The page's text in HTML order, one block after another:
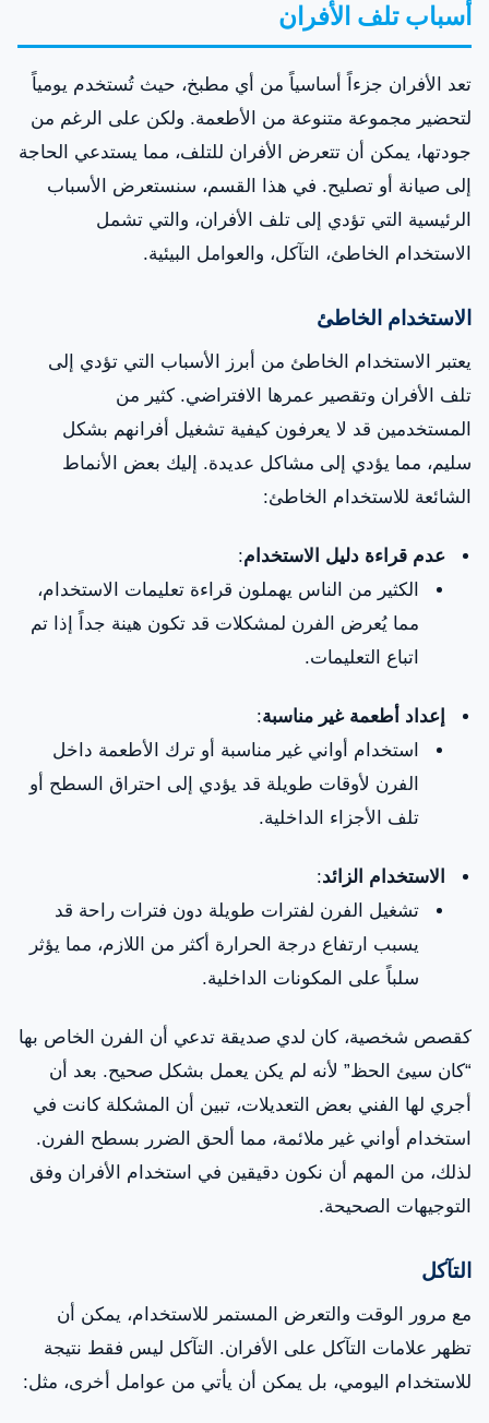
أسباب تلف الأفران
تعد الأفران جزءاً أساسياً من أي مطبخ، حيث تُستخدم يومياً
لتحضير مجموعة متنوعة من الأطعمة. ولكن على الرغم من
جودتها، يمكن أن تتعرض الأفران للتلف، مما يستدعي الحاجة
إلى صيانة أو تصليح. في هذا القسم، سنستعرض الأسباب
الرئيسية التي تؤدي إلى تلف الأفران، والتي تشمل
الاستخدام الخاطئ، التآكل، والعوامل البيئية.
الاستخدام الخاطئ
يعتبر الاستخدام الخاطئ من أبرز الأسباب التي تؤدي إلى
تلف الأفران وتقصير عمرها الافتراضي. كثير من
المستخدمين قد لا يعرفون كيفية تشغيل أفرانهم بشكل
سليم، مما يؤدي إلى مشاكل عديدة. إليك بعض الأنماط
الشائعة للاستخدام الخاطئ:
عدم قراءة دليل الاستخدام:
الكثير من الناس يهملون قراءة تعليمات الاستخدام،
مما يُعرض الفرن لمشكلات قد تكون هينة جداً إذا تم
اتباع التعليمات.
إعداد أطعمة غير مناسبة:
استخدام أواني غير مناسبة أو ترك الأطعمة داخل
الفرن لأوقات طويلة قد يؤدي إلى احتراق السطح أو
تلف الأجزاء الداخلية.
الاستخدام الزائد:
تشغيل الفرن لفترات طويلة دون فترات راحة قد
يسبب ارتفاع درجة الحرارة أكثر من اللازم، مما يؤثر
سلباً على المكونات الداخلية.
كقصص شخصية، كان لدي صديقة تدعي أن الفرن الخاص بها
“كان سيئ الحظ” لأنه لم يكن يعمل بشكل صحيح. بعد أن
أجري لها الفني بعض التعديلات، تبين أن المشكلة كانت في
استخدام أواني غير ملائمة، مما ألحق الضرر بسطح الفرن.
لذلك، من المهم أن نكون دقيقين في استخدام الأفران وفق
التوجيهات الصحيحة.
التآكل
مع مرور الوقت والتعرض المستمر للاستخدام، يمكن أن
تظهر علامات التآكل على الأفران. التآكل ليس فقط نتيجة
للاستخدام اليومي، بل يمكن أن يأتي من عوامل أخرى، مثل: